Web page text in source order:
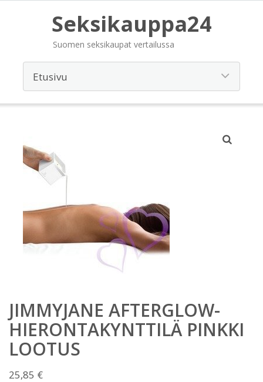
Seksikauppa24
Suomen seksikaupat vertailussa
JIMMYJANE AFTERGLOW-
HIERONTAKYNTTILÄ PINKKI
LOOTUS
25,85 €